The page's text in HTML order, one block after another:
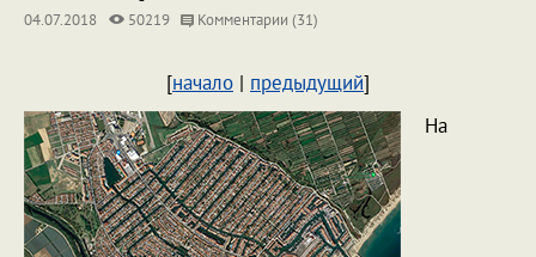
04.07.2018 50219 Комментарии (31)
[начало | предыдущий]
На